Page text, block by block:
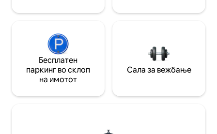
Бесплатен
паркинг во склоп
на имотот
Сала за вежбање